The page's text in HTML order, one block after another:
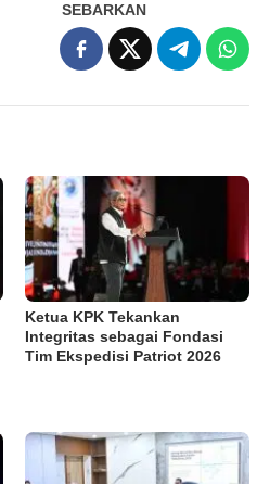
SEBARKAN
Ketua KPK Tekankan
Integritas sebagai Fondasi
Tim Ekspedisi Patriot 2026